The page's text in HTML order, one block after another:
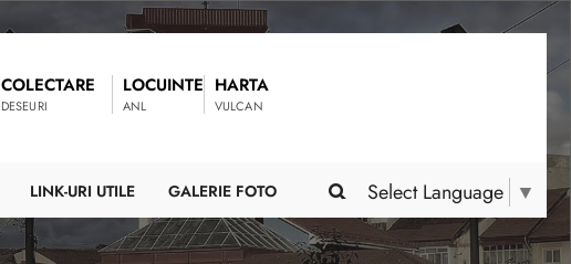
COLECTARE
DESEURI
LOCUINTE
ANL
HARTA
VULCAN
Select Language ▼
LINK-URI UTILE GALERIE FOTO